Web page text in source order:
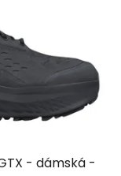
- dámská -